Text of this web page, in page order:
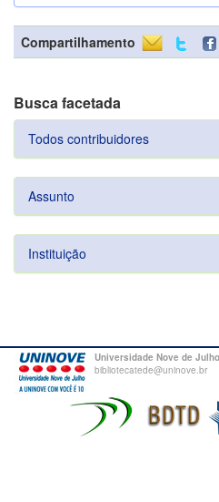
Compartilhamento
Busca facetada
Todos contribuidores
Assunto
Instituição
Universidade Nove de Julho
bibliotecatede@uninove.br